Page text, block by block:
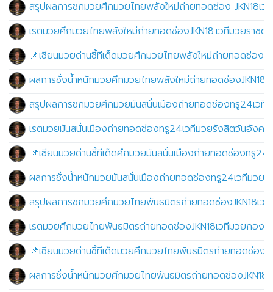
สรุปผลการชกมวยศึกมวยไทยพลังใหม่ถ่ายทอดช่อง JKN18เ
เรตมวยศึกมวยไทยพลังใหม่ถ่ายทอดช่องJKN18.เวทีมวยราช
📌เซียนมวยด่านชี้ทีเด็ดมวยศึกมวยไทยพลังใหม่ถ่ายทอดช่อง
ผลการชั่งน้ำหนักมวยศึกมวยไทยพลังใหม่ถ่ายทอดช่องJKN18.
สรุปผลการชกมวยศึกมวยมันสนั่นเมืองถ่ายทอดช่องทรู24เว
เรตมวยมันสนั่นเมืองถ่ายทอดช่องทรู24เวทีมวยรังสิตวันอังค
📌เซียนมวยด่านชี้ทีเด็ดศึกมวยมันสนั่นเมืองถ่ายทอดช่องทรู
ผลการชั่งน้ำหนักมวยมันสนั่นเมืองถ่ายทอดช่องทรู24เวทีมวย
สรุปผลการชกมวยศึกมวยไทยพันธมิตรถ่ายทอดช่องJKN18เ
เรตมวยศึกมวยไทยพันธมิตรถ่ายทอดช่องJKN18เวทีมวยกอ
📌เซียนมวยด่านชี้ทีเด็ดมวยศึกมวยไทยพันธมิตรถ่ายทอดช่อ
ผลการชั่งน้ำหนักมวยศึกมวยไทยพันธมิตรถ่ายทอดช่อง